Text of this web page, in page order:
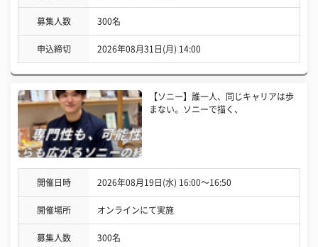
募集人数 300名
申込締切 2026年08月31日(月) 14:00
【ソニー】誰一人、同じキャリアは歩
まない。ソニーで描く、
開催日時 2026年08月19日(水) 16:00〜16:50
開催場所 オンラインにて実施
募集人数 300名